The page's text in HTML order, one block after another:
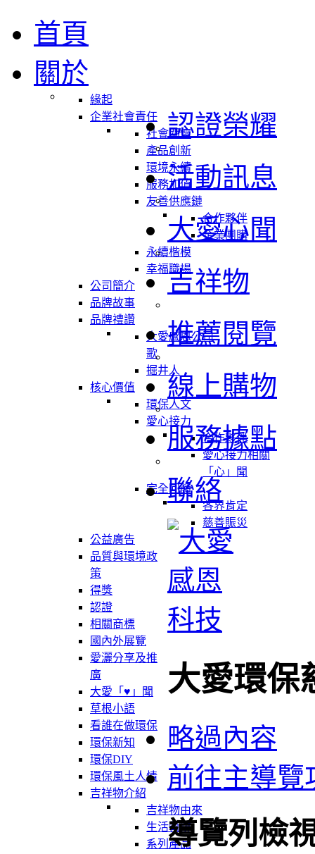
首頁
關於
緣起
企業社會責任
社會關懷
產品創新
環境永續
服務加值
友善供應鏈
合作夥伴
企業團購
永續楷模
幸福職場
公司簡介
品牌故事
品牌禮讚
大愛感恩公司
歌
掘井人
核心價值
環保人文
愛心接力
合作夥伴
愛心接力相關
「心」聞
完全回饋
各界肯定
慈善賑災
公益廣告
品質與環境政
策
認證榮耀
得獎
認證
相關商標
活動訊息
國內外展覽
愛灑分享及推
廣
大愛心聞
大愛「♥」聞
草根小語
看誰在做環保
環保新知
環保DIY
環保風土人情
吉祥物
吉祥物介紹
吉祥物由來
生活軌跡
系列產品
推薦閱覽
線上購物
服務據點
聯絡
大愛環保
略過內容
前往主導覽
導覽列檢